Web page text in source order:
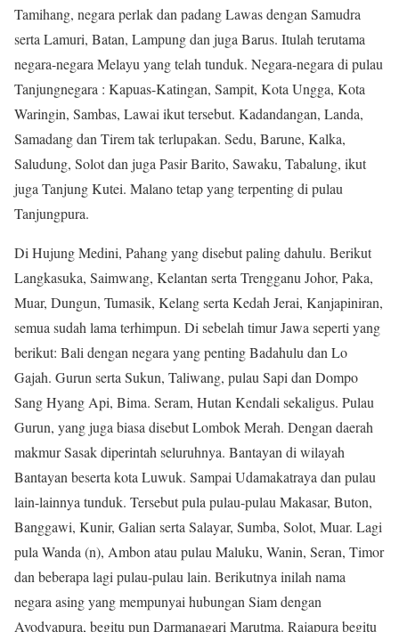
Tamihang, negara perlak dan padang Lawas dengan Samudra
serta Lamuri, Batan, Lampung dan juga Barus. Itulah terutama
negara-negara Melayu yang telah tunduk. Negara-negara di pulau
Tanjungnegara : Kapuas-Katingan, Sampit, Kota Ungga, Kota
Waringin, Sambas, Lawai ikut tersebut. Kadandangan, Landa,
Samadang dan Tirem tak terlupakan. Sedu, Barune, Kalka,
Saludung, Solot dan juga Pasir Barito, Sawaku, Tabalung, ikut
juga Tanjung Kutei. Malano tetap yang terpenting di pulau
Tanjungpura.
Di Hujung Medini, Pahang yang disebut paling dahulu. Berikut
Langkasuka, Saimwang, Kelantan serta Trengganu Johor, Paka,
Muar, Dungun, Tumasik, Kelang serta Kedah Jerai, Kanjapiniran,
semua sudah lama terhimpun. Di sebelah timur Jawa seperti yang
berikut: Bali dengan negara yang penting Badahulu dan Lo
Gajah. Gurun serta Sukun, Taliwang, pulau Sapi dan Dompo
Sang Hyang Api, Bima. Seram, Hutan Kendali sekaligus. Pulau
Gurun, yang juga biasa disebut Lombok Merah. Dengan daerah
makmur Sasak diperintah seluruhnya. Bantayan di wilayah
Bantayan beserta kota Luwuk. Sampai Udamakatraya dan pulau
lain-lainnya tunduk. Tersebut pula pulau-pulau Makasar, Buton,
Banggawi, Kunir, Galian serta Salayar, Sumba, Solot, Muar. Lagi
pula Wanda (n), Ambon atau pulau Maluku, Wanin, Seran, Timor
dan beberapa lagi pulau-pulau lain. Berikutnya inilah nama
negara asing yang mempunyai hubungan Siam dengan
Ayodyapura, begitu pun Darmanagari Marutma. Rajapura begitu